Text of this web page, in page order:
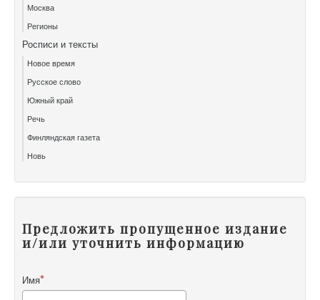
Москва
Регионы
Росписи и тексты
Новое время
Русское слово
Южный край
Речь
Финляндская газета
Новь
Предложить пропущенное издание
и/или уточнить информацию
Имя